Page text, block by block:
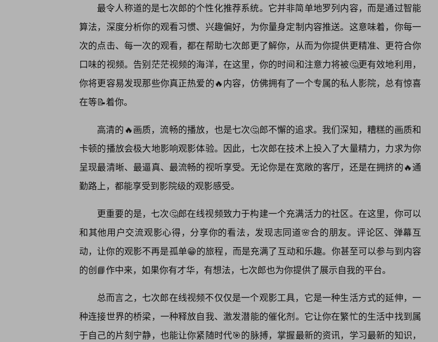
最令人称道的是七次郎的个性化推荐系统。它并非简单地罗列内容，而是通过智能
算法，深度分析你的观看习惯、兴趣偏好，为你量身定制内容推送。这意味着，你每一
次的点击、每一次的观看，都在帮助七次郎更了解你，从而为你提供更精准、更符合你
口味的视频。告别茫茫视频的海洋，在这里，你的时间和注意力将被🤔更有效地利用，
你将更容易发现那些你真正热爱的🔥内容，仿佛拥有了一个专属的私人影院，总有惊喜
在等📝着你。
高清的🔥画质，流畅的播放，也是七次🤔郎不懈的追求。我们深知，糟糕的画质和
卡顿的播放会极大地影响观影体验。因此，七次郎在技术上投入了大量精力，力求为你
呈现最清晰、最逼真、最流畅的视听享受。无论你是在宽敞的客厅，还是在拥挤的🔥通
勤路上，都能享受到影院级的观影感受。
更重要的是，七次🤔郎在线视频致力于构建一个充满活力的社区。在这里，你可以
和其他用户交流观影心得，分享你的看法，发现志同道🌸合的朋友。评论区、弹幕互
动，让你的观影不再是孤单😁的旅程，而是充满了互动和乐趣。你甚至可以参与到内容
的创📘作中来，如果你有才华，有想法，七次郎也为你提供了展示自我的平台。
总而言之，七次郎在线视频不仅仅是一个观影工具，它是一种生活方式的延伸，一
种连接世界的桥梁，一种释放自我、激发潜能的催化剂。它让你在繁忙的生活中找到属
于自己的片刻宁静，也能让你紧随时代🎯的脉搏，掌握最新的资讯，学习最新的知识，